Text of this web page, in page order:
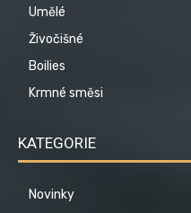
Umělé
Živočišné
Boilies
Krmné směsi
KATEGORIE
Novinky